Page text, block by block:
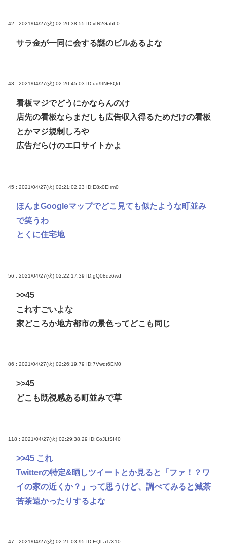
42 : 2021/04/27(火) 02:20:38.55 ID:vfN2GabL0
サラ金が一同に会する謎のビルあるよな
43 : 2021/04/27(火) 02:20:45.03 ID:ud9tNF8Qd
看板マジでどうにかならんのけ
店先の看板ならまだしも広告収入得るためだけの看板
とかマジ規制しろや
広告だらけのエ口サイトかよ
45 : 2021/04/27(火) 02:21:02.23 ID:E8x0EIrm0
ほんまGoogleマップでどこ見ても似たような町並み
で笑うわ
とくに住宅地
56 : 2021/04/27(火) 02:22:17.39 ID:gQ08dz6wd
>>45
これすごいよな
家どころか地方都市の景色ってどこも同じ
86 : 2021/04/27(火) 02:26:19.79 ID:7Vwdt6EM0
>>45
どこも既視感ある町並みで草
118 : 2021/04/27(火) 02:29:38.29 ID:CoJLfSI40
>>45 これ
Twitterの特定&晒しツイートとか見ると「ファ！？ワ
イの家の近くか？」って思うけど、調べてみると滅茶
苦茶遠かったりするよな
47 : 2021/04/27(火) 02:21:03.95 ID:EQLa1/X10